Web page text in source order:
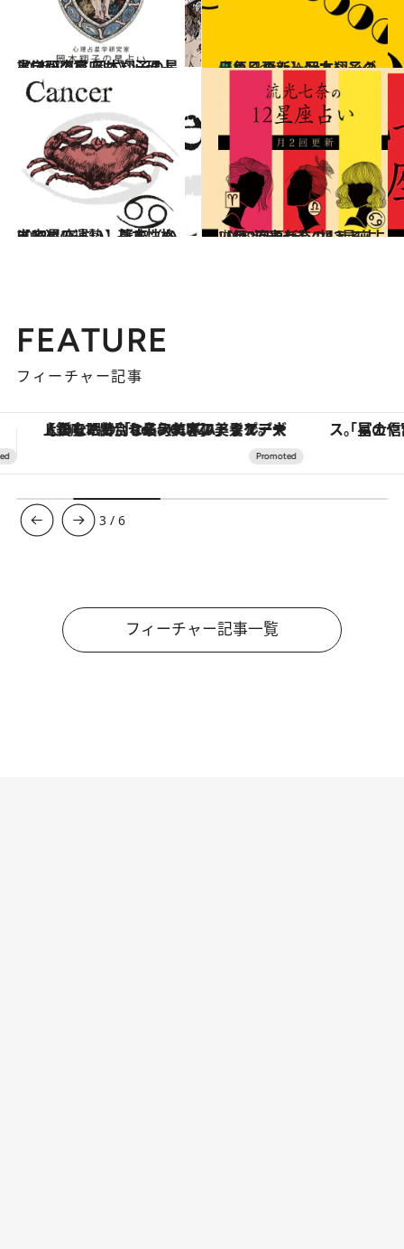
2026.7.31
《ほかの星座も》心理占星学研究家 岡本翔子の星占い
占い 6 Hours Ago
【毎日更新】岡本翔子の日めくりムーンカレンダー
占い
2021.12.1
【12星座占い】蟹座（かに座）の運勢、基本性格まとめ
占い 2026.7.29
【月2回更新】“視える占い師”流光七奈の12星座占い
占い
FEATURE
フィーチャー記事
「星のや富士」でデジタルデトックス。冨士信仰の歴史を辿り、心身を調える。
3 /6
フィーチャー記事一覧